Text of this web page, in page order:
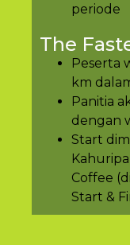
periode
The
Peserta
km
Panitia
dengan
Start
Coffee
Start &